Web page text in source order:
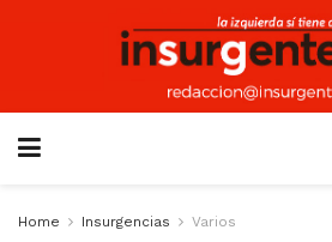
Home Insurgencias Varios